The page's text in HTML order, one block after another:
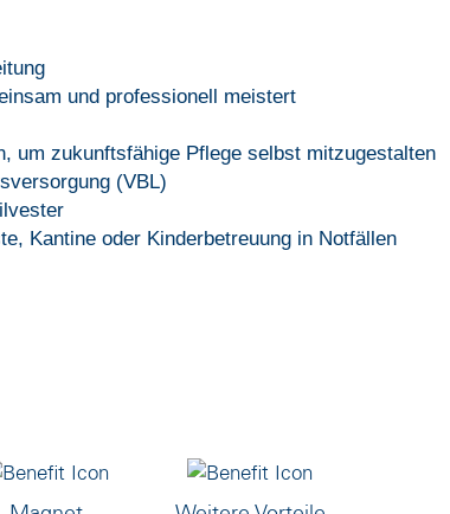
und professionell meistert
um zukunftsfähige Pflege selbst mitzugestalten
(VBL)
Kantine oder Kinderbetreuung in Notfällen